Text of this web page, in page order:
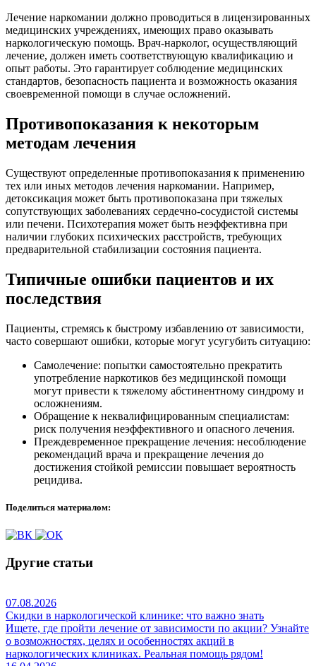
Лечение наркомании должно проводиться в лицензированных
медицинских учреждениях, имеющих право оказывать
наркологическую помощь. Врач-нарколог, осуществляющий
лечение, должен иметь соответствующую квалификацию и
опыт работы. Это гарантирует соблюдение медицинских
стандартов, безопасность пациента и возможность оказания
своевременной помощи в случае осложнений.
Противопоказания к некоторым
методам лечения
Существуют определенные противопоказания к применению
тех или иных методов лечения наркомании. Например,
детоксикация может быть противопоказана при тяжелых
сопутствующих заболеваниях сердечно-сосудистой системы
или печени. Психотерапия может быть неэффективна при
наличии глубоких психических расстройств, требующих
предварительной стабилизации состояния пациента.
Типичные ошибки пациентов и их
последствия
Пациенты, стремясь к быстрому избавлению от зависимости,
часто совершают ошибки, которые могут усугубить ситуацию:
Самолечение: попытки самостоятельно прекратить
употребление наркотиков без медицинской помощи
могут привести к тяжелому абстинентному синдрому и
осложнениям.
Обращение к неквалифицированным специалистам:
риск получения неэффективного и опасного лечения.
Преждевременное прекращение лечения: несоблюдение
рекомендаций врача и прекращение лечения до
достижения стойкой ремиссии повышает вероятность
рецидива.
Поделиться материалом:
Другие статьи
07.08.2026
Скидки в наркологической клинике: что важно знать
Ищете, где пройти лечение от зависимости по акции? Узнайте
о возможностях, целях и особенностях акций в
наркологических клиниках. Реальная помощь рядом!